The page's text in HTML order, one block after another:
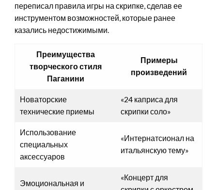
переписал правила игры на скрипке, сделав ее
инструментом возможностей, которые ранее
казались недостижимыми.
Преимущества
творческого стиля
Паганини
Примеры
произведений
Новаторские
технические приемы
«24 каприса для
скрипки соло»
Использование
специальных
аксессуаров
«Интернатсионал на
итальянскую тему»
Эмоциональная и
«Концерт для